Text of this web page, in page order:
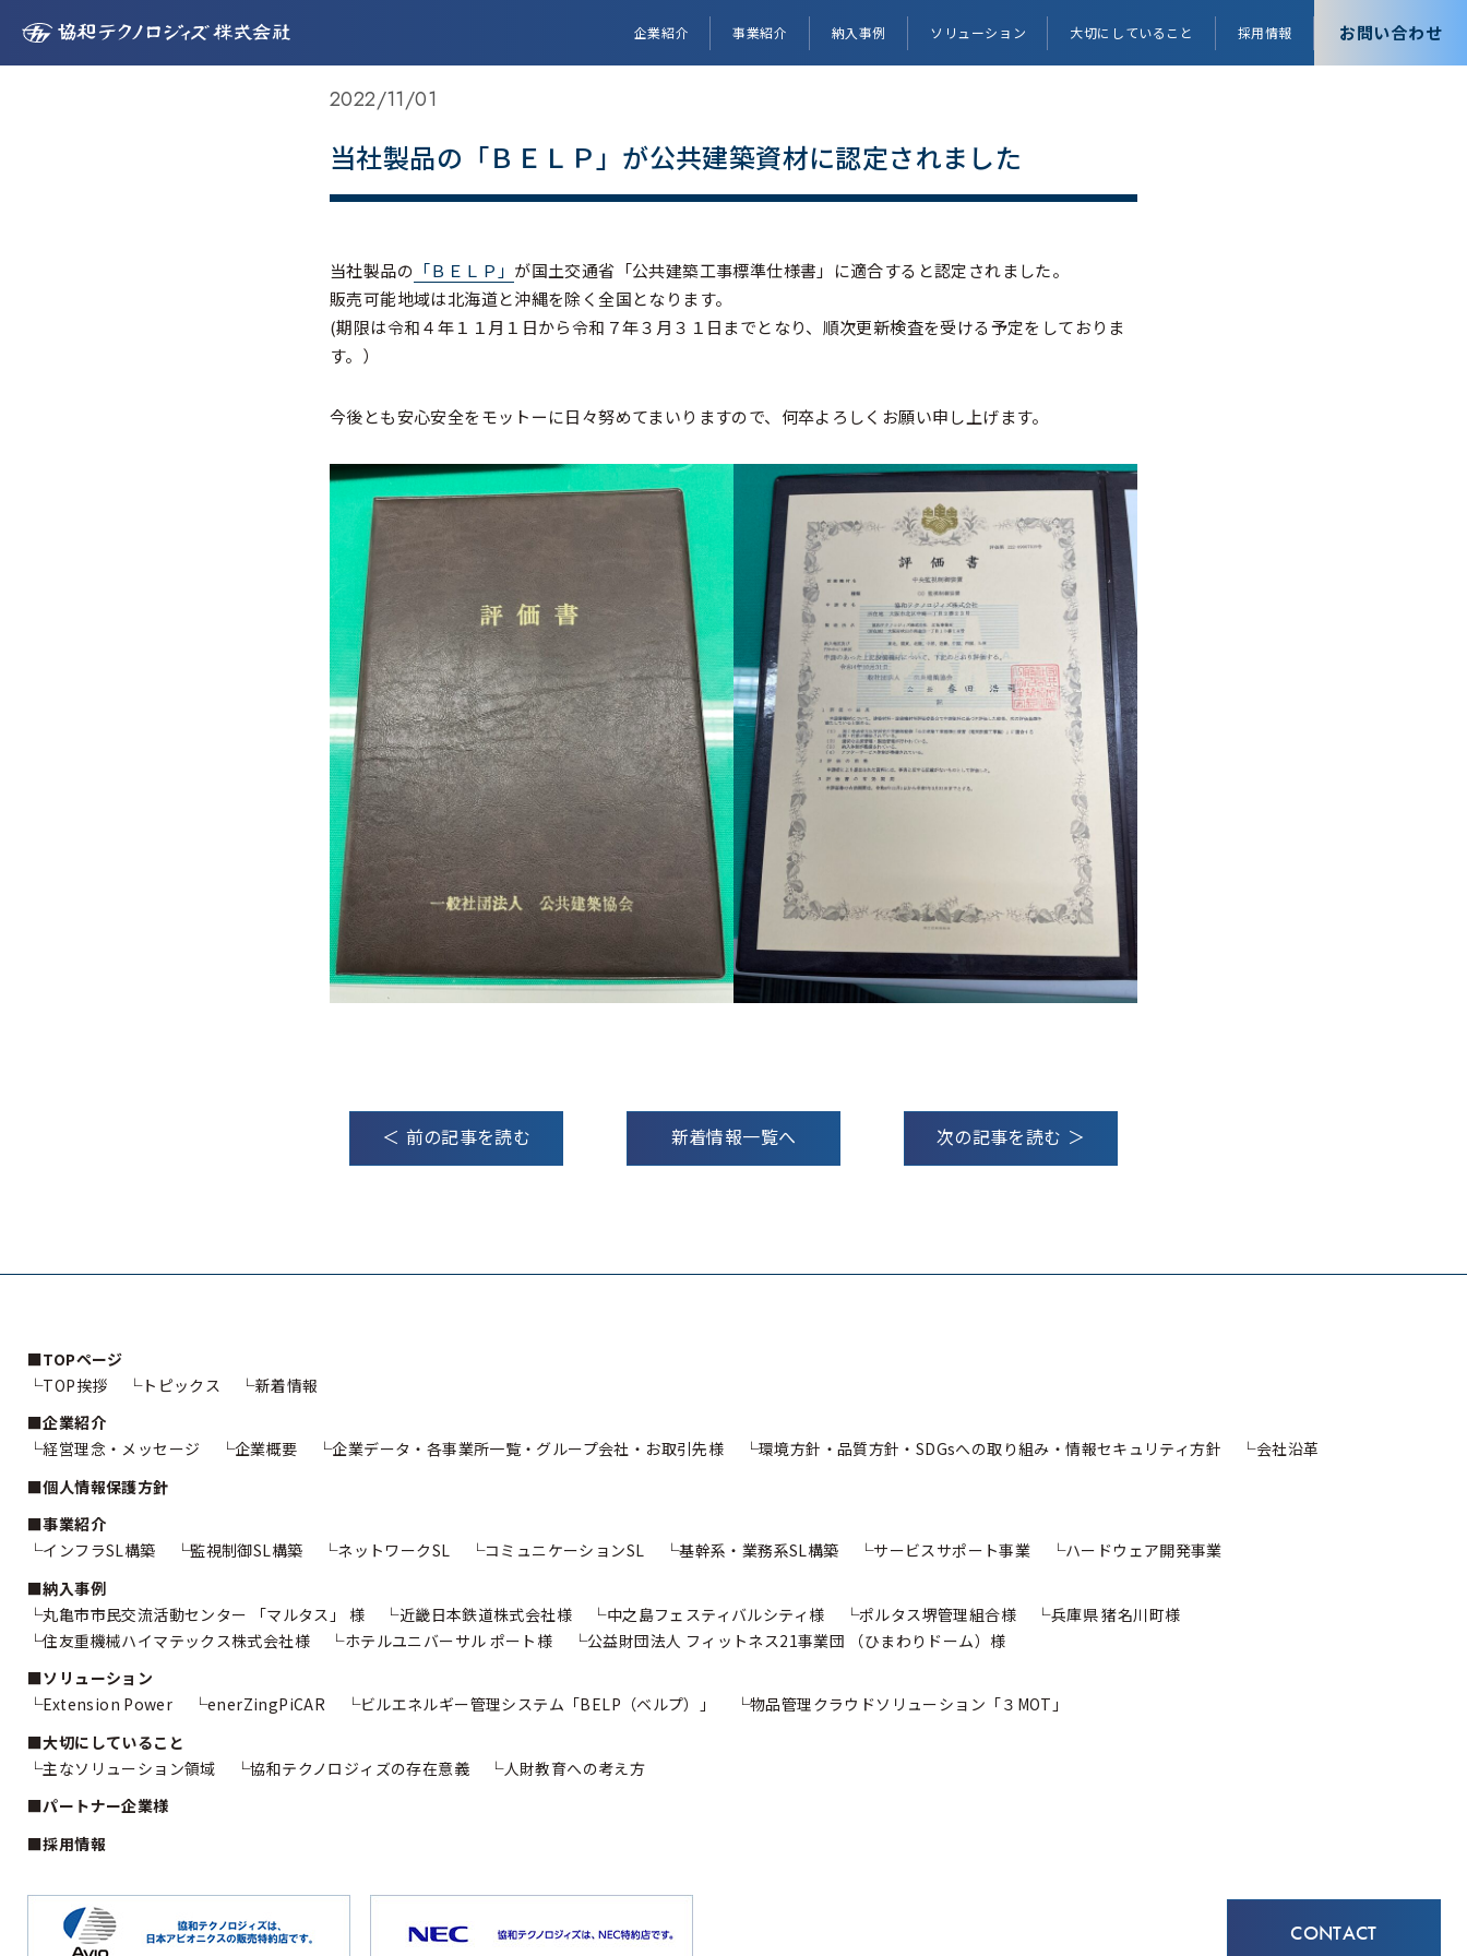
企業紹介 事業紹介 納入事例 ソリューション 大切にしていること 採用情報 お問い合わせ
TOP>新着情報>当社製品の「ＢＥＬＰ」が公共建築資材に認定されました
2022/11/01
当社製品の「ＢＥＬＰ」が公共建築資材に認定されました
当社製品の 「ＢＥＬＰ」 が国土交通省「公共建築工事標準仕様書」に適合すると認定されました。
販売可能地域は北海道と沖縄を除く全国となります。
(期限は令和４年１１月１日から令和７年３月３１日までとなり、順次更新検査を受ける予定をしておりま
す。）
今後とも安心安全をモットーに日々努めてまいりますので、何卒よろしくお願い申し上げます。
＜ 前の記事を読む 新着情報一覧へ 次の記事を読む ＞
TOPページ
TOP挨拶
トピックス
新着情報
企業紹介
経営理念・メッセージ
企業概要 企業データ・各事業所一覧・グループ会社・お取引先様 環境方針・品質方針・SDGsへの取り組み・情報セキュリティ方針
会社沿革
個人情報保護方針
事業紹介
インフラSL構築
監視制御SL構築 ネットワークSL コミュニケーションSL 基幹系・業務系SL構築 サービスサポート事業
ハードウェア開発事業
納入事例
丸亀市市民交流活動センター 「マルタス」 様 近畿日本鉄道株式会社様 中之島フェスティバルシティ様 ポルタス堺管理組合様
兵庫県 猪名川町様
住友重機械ハイマテックス株式会社様
ホテルユニバーサル ポート様 公益財団法人 フィットネス21事業団
（ひまわりドーム）様
ソリューション
Extension Power
enerZingPiCAR ビルエネルギー管理システム 「BELP（ベルプ）」 物品管理クラウドソリューション 「３MOT」
大切にしていること
主なソリューション領域
協和テクノロジィズの存在意義
人財教育への考え方
パートナー企業様
採用情報
CONTACT